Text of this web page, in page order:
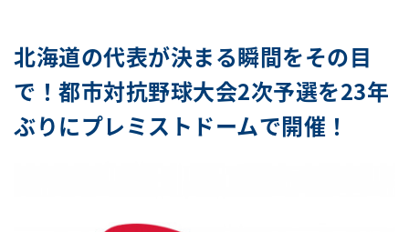
北海道の代表が決まる瞬間をその目
で！都市対抗野球大会2次予選を23年
ぶりにプレミストドームで開催！